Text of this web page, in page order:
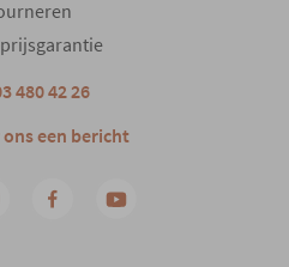
480 42 26
een bericht